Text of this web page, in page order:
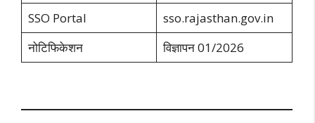
SSO Portal
sso.rajasthan.gov.in
नोटिफिकेशन
विज्ञापन 01/2026